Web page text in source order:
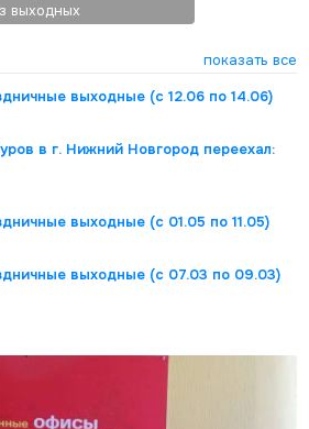
выходных
показать все
выходные (с 12.06 по 14.06)
в г. Нижний Новгород переехал:
выходные (с 01.05 по 11.05)
выходные (с 07.03 по 09.03)